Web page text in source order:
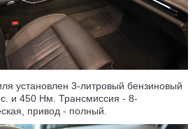
установлен 3-литровый бензиновый
и 450 Нм. Трансмиссия - 8-
привод - полный.